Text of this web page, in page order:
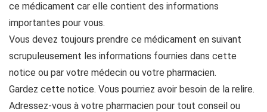
ce médicament car elle contient des informations
importantes pour vous.
Vous devez toujours prendre ce médicament en suivant
scrupuleusement les informations fournies dans cette
notice ou par votre médecin ou votre pharmacien.
Gardez cette notice. Vous pourriez avoir besoin de la relire.
Adressez-vous à votre pharmacien pour tout conseil ou